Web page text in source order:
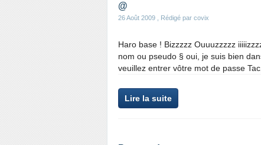
@
26 Août 2009 , Rédigé par covix
Haro base ! Bizzzzz Ouuuzzzzz
nom ou pseudo § oui, je suis bien
veuillez entrer vôtre mot de passe
Lire la suite